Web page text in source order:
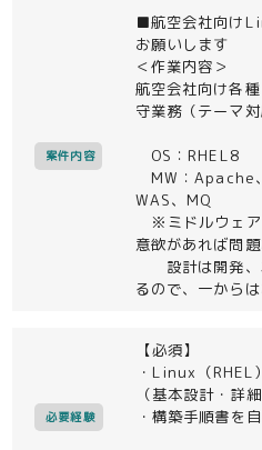
案件内容
■航空会社向け
お願いします
＜作業内容＞
航空会社向け各
守業務（テーマ対
OS：RHEL8
MW：Apache
WAS、MQ
※ミドルウェア
意欲があれば問題
設計は開発、
るので、一からは
必要経験
【必須】
・Linux（RHEL
（基本設計・詳細
・構築手順書を